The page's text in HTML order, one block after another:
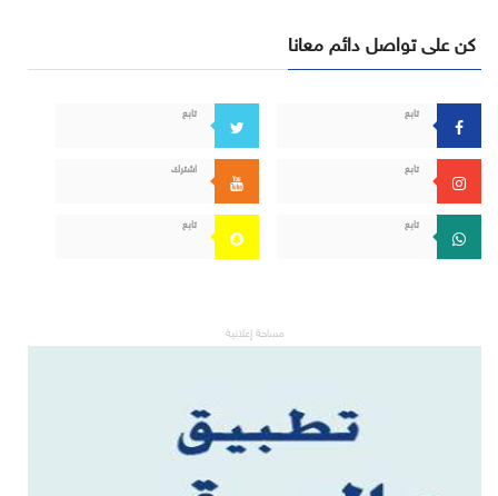
كن على تواصل دائم معانا
تابع تابع
تابع اشترك
تابع تابع
مساحة إعلانية